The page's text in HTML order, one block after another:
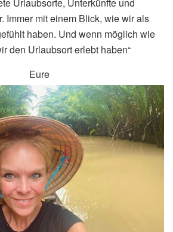
Immer mit einem Blick, wie wir als
haben. Und wenn möglich wie
den Urlaubsort erlebt haben“
Eure